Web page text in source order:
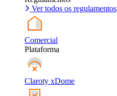
Ver todos os regulamentos
Comercial
Plataforma
Claroty xDome